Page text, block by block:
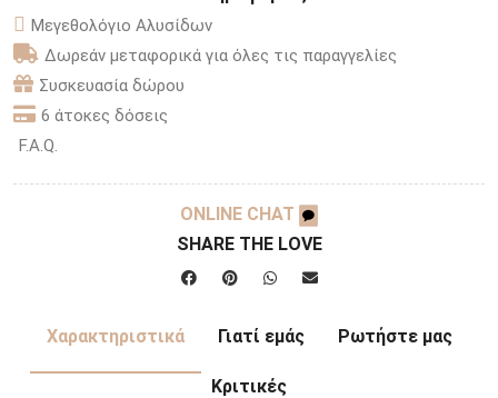
Μεγεθολόγιο Αλυσίδων
Δωρεάν μεταφορικά για όλες τις παραγγελίες
Συσκευασία δώρου
6 άτοκες δόσεις
F.A.Q.
ONLINE CHAT
SHARE THE LOVE
Χαρακτηριστικά Γιατί εμάς Ρωτήστε μας
Κριτικές